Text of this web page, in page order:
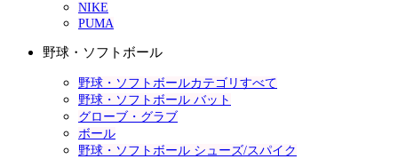
NIKE
PUMA
野球・ソフトボール
野球・ソフトボールカテゴリすべて
野球・ソフトボール バット
グローブ・グラブ
ボール
野球・ソフトボール シューズ/スパイク